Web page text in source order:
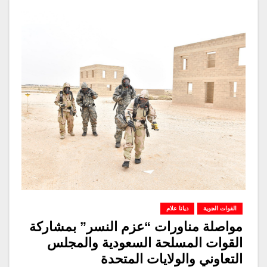
القوات الجوية ديانا علام
مواصلة مناورات “عزم النسر” بمشاركة
القوات المسلحة السعودية والمجلس
التعاوني والولايات المتحدة